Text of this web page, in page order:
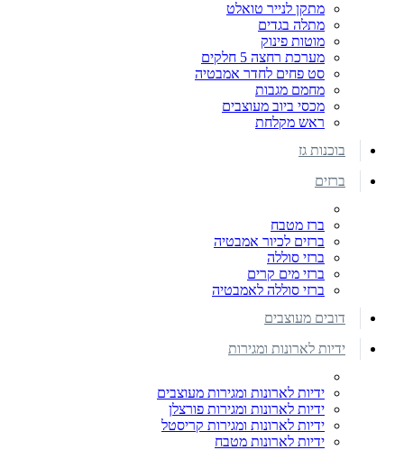
מתקן לנייר טואלט
מתלה בגדים
מוטות פינוק
מערכת רחצה 5 חלקים
סט פחים לחדר אמבטיה
מחמם מגבות
מכסי ביוב מעוצבים
ראש מקלחת
בוכנות גז
ברזים
ברז מטבח
ברזים לכיור אמבטיה
ברזי סוללה
ברזי מים קרים
ברזי סוללה לאמבטיה
דובים מעוצבים
ידיות לארונות ומגירות
ידיות לארונות ומגירות מעוצבים
ידיות לארונות ומגירות פורצלן
ידיות לארונות ומגירות קריסטל
ידיות לארונות מטבח